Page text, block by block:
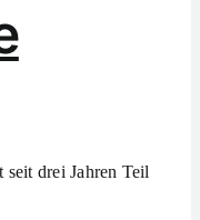
drei Jahren Teil